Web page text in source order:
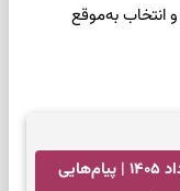
انتخاب به‌موقع
فال انبیا امروز پنجشنبه ۱۵ مرداد ۱۴۰۵ | پیام‌هایی